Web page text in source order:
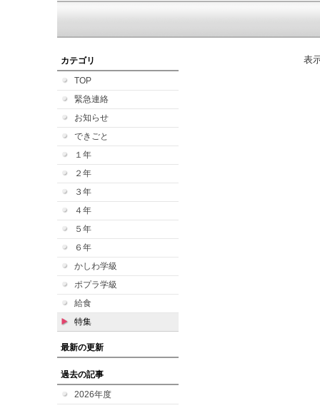
カテゴリ
TOP
緊急連絡
お知らせ
できごと
１年
２年
３年
４年
５年
６年
かしわ学級
ポプラ学級
給食
特集
最新の更新
過去の記事
2026年度
表